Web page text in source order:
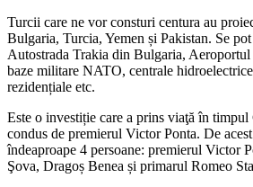
Turcii care ne vor consturi centura au
Bulgaria, Turcia, Yemen și Pakistan. Se
Autostrada Trakia din Bulgaria,
baze militare NATO, centrale
rezidențiale etc.
Este o investiție care a prins viaţă în
condus de premierul Victor Ponta. De
îndeaproape 4 persoane: premierul Victor
Şova, Dragoș Benea și primarul Romeo